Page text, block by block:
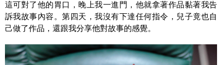
這可對了他的胃口，晚上我一進門，他就拿著作品黏著我告
訴我故事內容。第四天，我沒有下達任何指令，兒子竟也自
己做了作品，還跟我分享他對故事的感覺。